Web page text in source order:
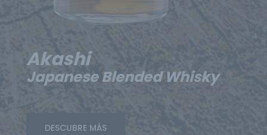
Akashi
Japanese Blended Whisky
DESCUBRE MÁS